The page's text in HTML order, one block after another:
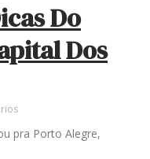
Do
Dos
Porto Alegre,